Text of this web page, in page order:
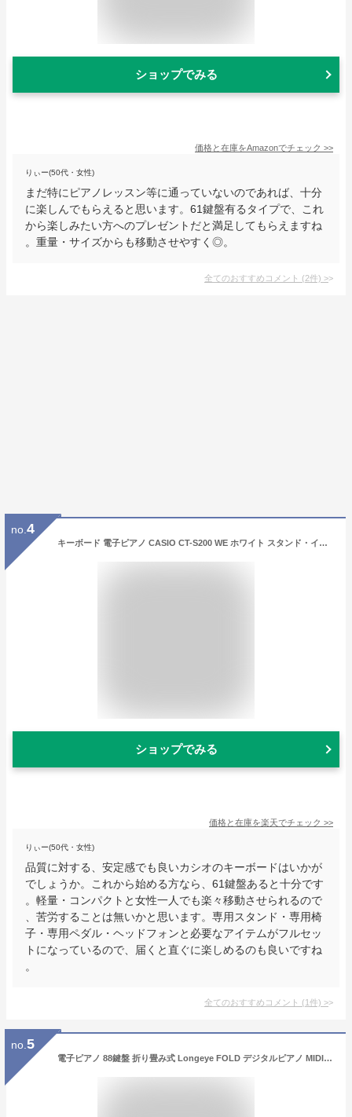
ショップでみる
価格と在庫をAmazonでチェック >>
りぃー(50代・女性)
まだ特にピアノレッスン等に通っていないのであれば、十分
に楽しんでもらえると思います。61鍵盤有るタイプで、これ
から楽しみたい方へのプレゼントだと満足してもらえますね
。重量・サイズからも移動させやすく◎。
全てのおすすめコメント (2件) >
no. 4
キーボード 電子ピアノ CASIO CT-S200 WE ホワイト スタンド・イス・ヘッドホン・ペダルセット 61鍵盤 Casiotone カシオトーン 【カシオ CTS200 CTS-200】
ショップでみる
価格と在庫を楽天でチェック >>
りぃー(50代・女性)
品質に対する、安定感でも良いカシオのキーボードはいかが
でしょうか。これから始める方なら、61鍵盤あると十分です
。軽量・コンパクトと女性一人でも楽々移動させられるので
、苦労することは無いかと思います。専用スタンド・専用椅
子・専用ペダル・ヘッドフォンと必要なアイテムがフルセッ
トになっているので、届くと直ぐに楽しめるのも良いですね
。
全てのおすすめコメント (1件) >
no. 5
電子ピアノ 88鍵盤 折り畳み式 Longeye FOLD デジタルピアノ MIDI対応 譜面台付属 ペダル付属 充電型 128種音色 2重音色 日本語説明書 専用ケース付き 鍵盤シール付き 携帯型 長時間利用可能 軽量小型 初心者 一年保証 黒